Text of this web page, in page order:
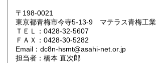
岡山県
山口県 1,600円
香川県 1,600円 愛媛県
〒198-0021
東京都青梅市今寺5-13-9 マテラス青梅工
ＴＥＬ：0428-32-5607
ＦＡＸ：0428-30-5282
Email：dc8n-hsmt@asahi-net.or.jp
担当者：橋本 直次郎